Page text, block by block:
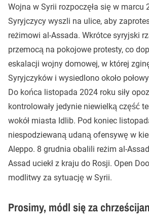
Wojna w Syrii rozpoczęła się w marcu
Syryjczycy wyszli na ulice, aby
reżimowi al-Assada. Wkrótce syryjski
przemocą na pokojowe protesty, co
eskalacji wojny domowej, w której
Syryjczyków i wysiedlono około
Do końca listopada 2024 roku siły
kontrolowały jedynie niewielką część
wokół miasta Idlib. Pod koniec
niespodziewaną udaną ofensywę w
Aleppo. 8 grudnia obalili reżim al-
Assad uciekł z kraju do Rosji. Open
modlitwy za sytuację w Syrii.
Prosimy, módl się za